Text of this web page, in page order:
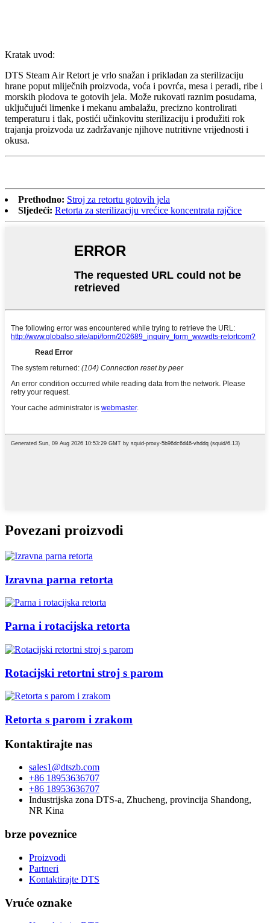
Kratak uvod:
DTS Steam Air Retort je vrlo snažan i prikladan za sterilizaciju
hrane poput mliječnih proizvoda, voća i povrća, mesa i peradi, ribe i
morskih plodova te gotovih jela. Može rukovati raznim posudama,
uključujući limenke i mekanu ambalažu, precizno kontrolirati
temperaturu i tlak, postići učinkovitu sterilizaciju i produžiti rok
trajanja proizvoda uz zadržavanje njihove nutritivne vrijednosti i
okusa.
Prethodno: Stroj za retortu gotovih jela
Sljedeći: Retorta za sterilizaciju vrećice koncentrata rajčice
Povezani proizvodi
Izravna parna retorta
Parna i rotacijska retorta
Rotacijski retortni stroj s parom
Retorta s parom i zrakom
Kontaktirajte nas
sales1@dtszb.com
+86 18953636707
+86 18953636707
Industrijska zona DTS-a, Zhucheng, provincija Shandong,
NR Kina
brze poveznice
Proizvodi
Partneri
Kontaktirajte DTS
Vruće oznake